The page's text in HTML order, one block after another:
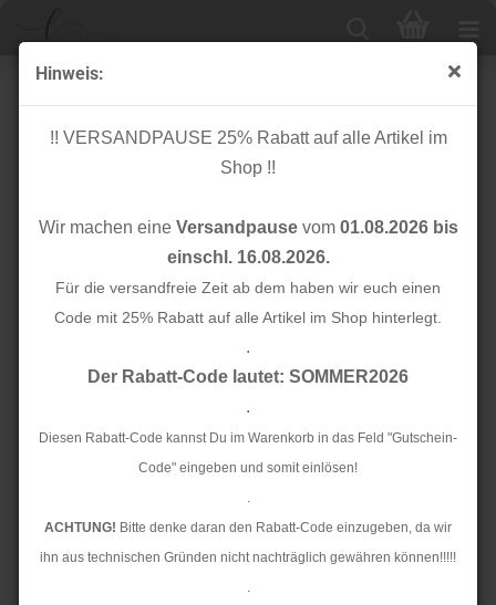
Hinweis:
!! VERSANDPAUSE 25% Rabatt auf alle Artikel im
Shop !!
Wir machen eine Versandpausevom 01.08.2026 bis
einschl. 16.08.2026.
Für die versandfreie Zeit ab dem haben wir euch einen
Code mit 25% Rabatt auf alle Artikel im Shop hinterlegt.
.
Der Rabatt-Code lautet: SOMMER2026
.
Diesen Rabatt-Code kannst Du im Warenkorb in das Feld "Gutschein-
Code" eingeben und somit einlösen!
.
ACHTUNG! Bitte denke daran den Rabatt-Code einzugeben, da wir
ihn aus technischen Gründen nicht nachträglich gewähren können!!!!!
.
RESTSTÜCK 2,00m !!! - Jackenstoff - Stuntbike - Little
Darling